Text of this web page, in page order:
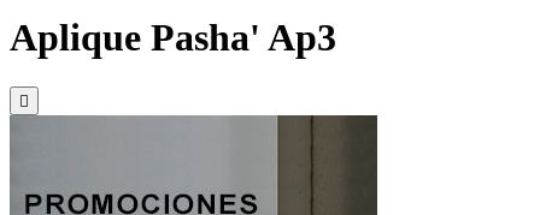
Aplique Pasha' Ap3
